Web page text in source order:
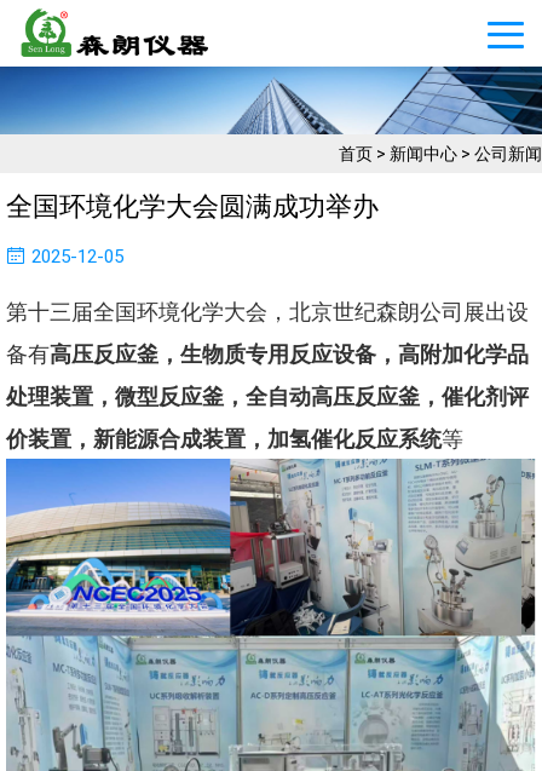
首页 > 新闻中心 > 公司新闻
全国环境化学大会圆满成功举办
2025-12-05
第十三届全国环境化学大会，北京世纪森朗公司展出设
备有高压反应釜，生物质专用反应设备，高附加化学品
处理装置，微型反应釜，全自动高压反应釜，催化剂评
价装置，新能源合成装置，加氢催化反应系统等